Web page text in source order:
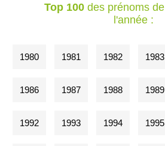
Top 100des prénoms de
l'année :
1980 1981 1982 1983
1986 1987 1988 1989
1992 1993 1994 1995